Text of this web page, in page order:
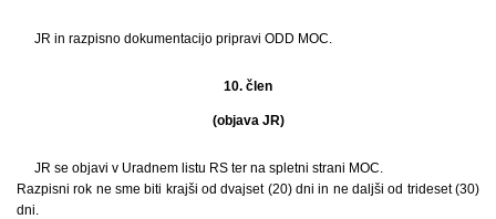
JR in razpisno dokumentacijo pripravi ODD MOC.
10. člen
(objava JR)
JR se objavi v Uradnem listu RS ter na spletni strani MOC.
Razpisni rok ne sme biti krajši od dvajset (20) dni in ne daljši od trideset (30)
dni.